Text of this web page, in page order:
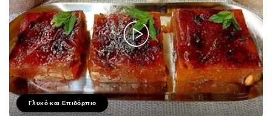
Γλυκό και Επιδόρπιο